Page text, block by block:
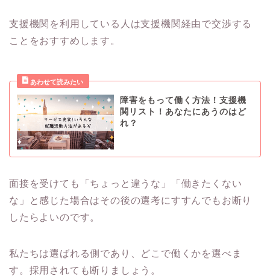
支援機関を利用している人は支援機関経由で交渉する
ことをおすすめします。
障害をもって働く方法！支援機
関リスト！あなたにあうのはど
れ？
面接を受けても「ちょっと違うな」「働きたくない
な」と感じた場合はその後の選考にすすんでもお断り
したらよいのです。
私たちは選ばれる側であり、どこで働くかを選べま
す。採用されても断りましょう。